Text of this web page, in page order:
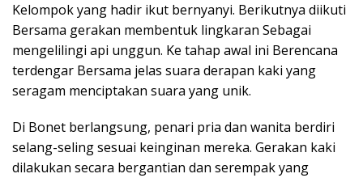
Kelompok yang hadir ikut bernyanyi. Berikutnya diikuti
Bersama gerakan membentuk lingkaran Sebagai
mengelilingi api unggun. Ke tahap awal ini Berencana
terdengar Bersama jelas suara derapan kaki yang
seragam menciptakan suara yang unik.
Di Bonet berlangsung, penari pria dan wanita berdiri
selang-seling sesuai keinginan mereka. Gerakan kaki
dilakukan secara bergantian dan serempak yang